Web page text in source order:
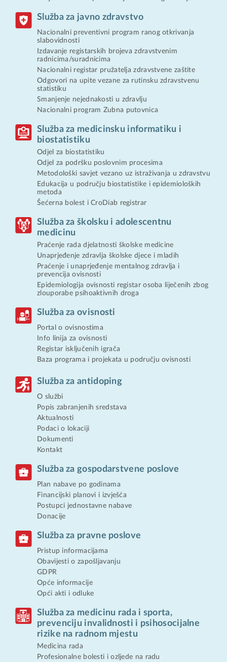
Služba za javno zdravstvo
Nacionalni preventivni program ranog otkrivanja
slabovidnosti
Izdavanje registarskih brojeva zdravstvenim
radnicima/suradnicima
Nacionalni registar pružatelja zdravstvene zaštite
Odgovori na upite vezane za rutinsku zdravstvenu
statistiku
Smanjenje nejednakosti u zdravlju
Nacionalni program Zubna putovnica
Služba za medicinsku informatiku i
biostatistiku
Odjel za biostatistiku
Odjel za podršku poslovnim procesima
Metodološki savjet vezano uz istraživanja u zdravstvu
Edukacija u području biostatistike i epidemioloških
metoda
Šećerna bolest i CroDiab registrar
Služba za školsku i adolescentnu
medicinu
Praćenje rada djelatnosti školske medicine
Unaprjeđenje zdravlja školske djece i mladih
Praćenje i unaprjeđenje mentalnog zdravlja i
prevencija ovisnosti
Epidemiologija ovisnosti registar osoba liječenih zbog
zlouporabe psihoaktivnih droga
Služba za ovisnosti
Portal o ovisnostima
Info linija za ovisnosti
Registar isključenih igrača
Baza programa i projekata u području ovisnosti
Služba za antidoping
O službi
Popis zabranjenih sredstava
Aktualnosti
Podaci o lokaciji
Dokumenti
Kontakt
Služba za gospodarstvene poslove
Plan nabave po godinama
Financijski planovi i izvješća
Postupci jednostavne nabave
Donacije
Služba za pravne poslove
Pristup informacijama
Obavijesti o zapošljavanju
GDPR
Opće informacije
Opći akti i odluke
Služba za medicinu rada i sporta,
prevenciju invalidnosti i psihosocijalne
rizike na radnom mjestu
Medicina rada
Profesionalne bolesti i ozljede na radu